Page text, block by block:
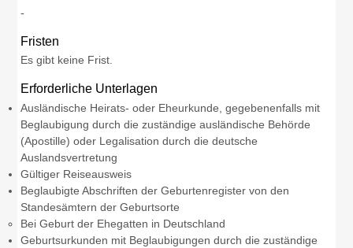
-
Fristen
Es gibt keine Frist.
Erforderliche Unterlagen
Ausländische Heirats- oder Eheurkunde, gegebenenfalls mit
Beglaubigung durch die zuständige ausländische Behörde
(Apostille) oder Legalisation durch die deutsche
Auslandsvertretung
Gültiger Reiseausweis
Beglaubigte Abschriften der Geburtenregister von den
Standesämtern der Geburtsorte
Bei Geburt der Ehegatten in Deutschland
Geburtsurkunden mit Beglaubigungen durch die zuständige